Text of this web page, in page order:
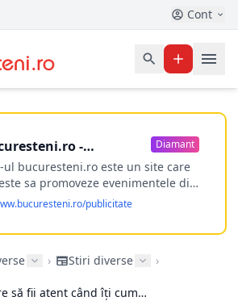
Cont
-
online
Diamant
ul bucuresteni.ro este un site care
sa promoveze evenimentele din
si nu numai, sa puna la
utilizatorului cea mai
harta electronica a
posibilitatea firmel...
publicitate
› Stiri diverse
›
5 caracteristici la care să fii atent când îți cumperi ochelari de soare